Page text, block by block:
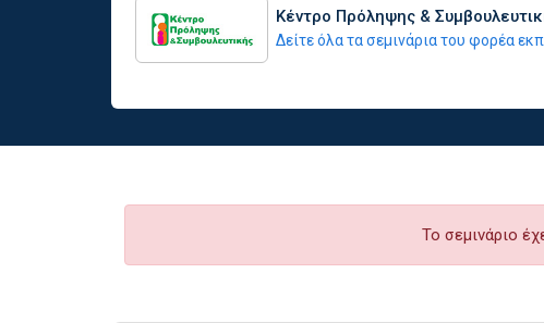
Κέντρο Πρόληψης &
Δείτε όλα τα σεμινάρια του φορέα
Το σεμινάριο